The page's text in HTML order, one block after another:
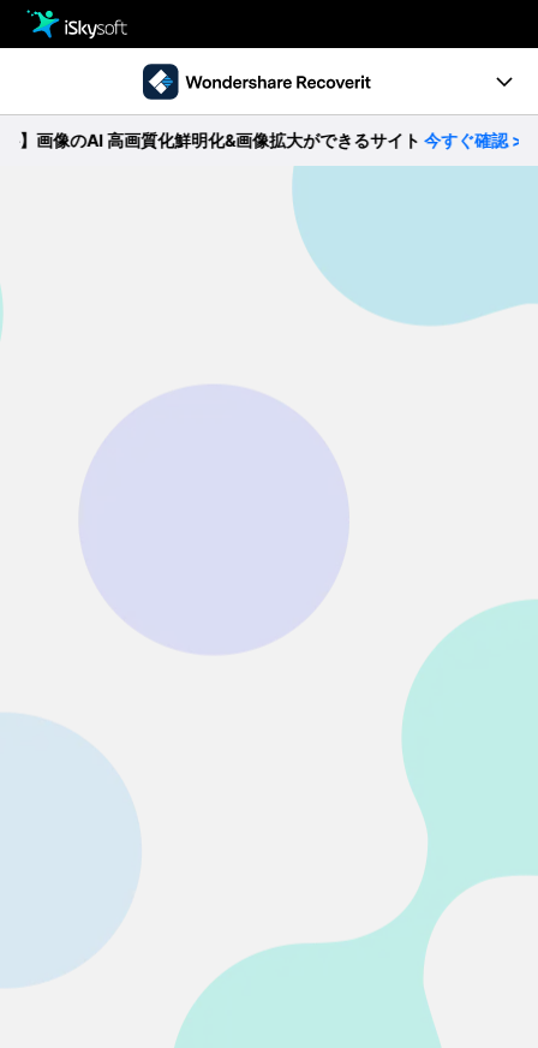
クリエイティビティ
製品活用事例
Ver10.0新機能
• Windowsデータ復元
• Macデータ復元
• クラッシュしたパソコンから復元
• ゴミ箱復元
• SDカード復元
• USB復元
• ビデオ修復・復元
• データ復元ソフトレビュー
詳しくは >
無料ダウンロード
のAI 高画質化鮮明化&画像拡大ができるサイト今すぐ確認 >>